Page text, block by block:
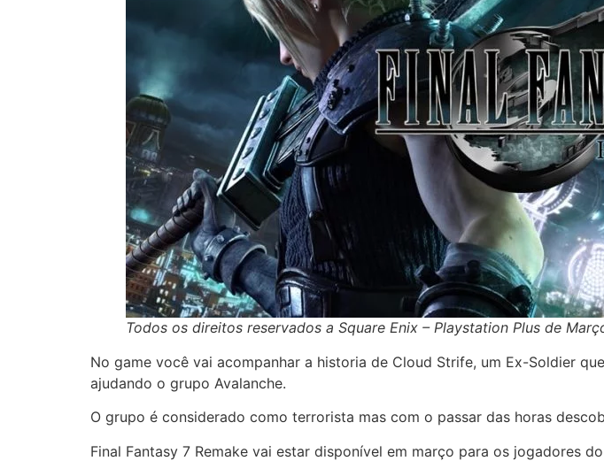
Todos os direitos reservados a Square Enix – Playstation Plus de
No game você vai acompanhar a historia de Cloud Strife, um Ex-Soldier
ajudando o grupo Avalanche.
O grupo é considerado como terrorista mas com o passar das horas
Final Fantasy 7 Remake vai estar disponível em março para os jogadores